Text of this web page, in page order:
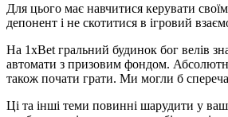
Для цього має навчитися керувати
депонент і не скотитися в ігровий
На 1xBet гральний будинок бог велів
автомати з призовим фондом.
також почати грати. Ми могли б
Ці та інші теми повинні шарудити у